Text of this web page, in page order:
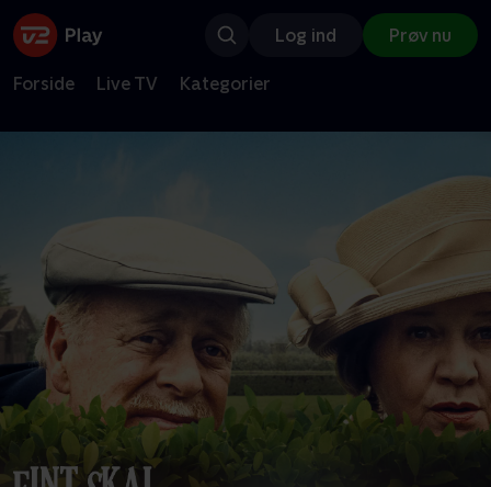
Log ind Prøv nu
Forside Live TV Kategorier